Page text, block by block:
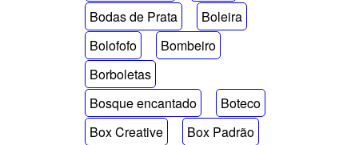
Bodas de Prata
Boleira
Bolofofo
Bombeiro
Borboletas
Bosque encantado
Boteco
Box Creative
Box Padrão